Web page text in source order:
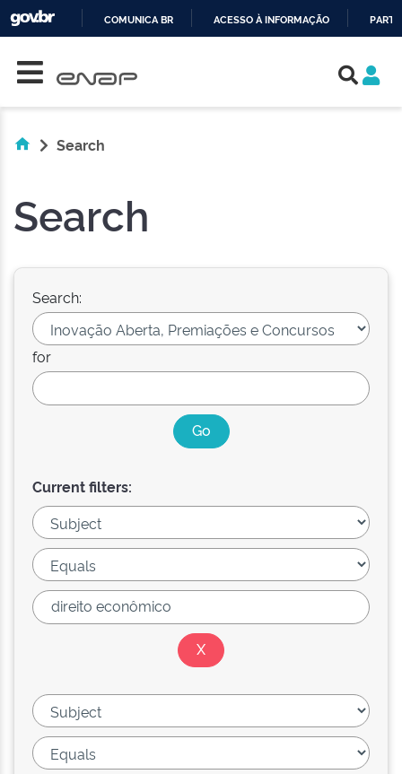
COMUNICA BR ACESSO À INFORMAÇÃO
Search
Search
Search:
for
Current filters: